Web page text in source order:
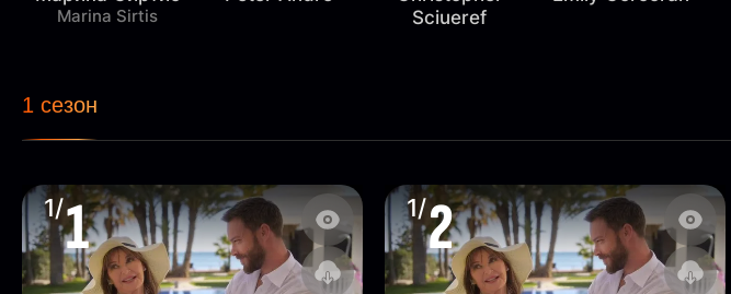
Marina Sirtis
Sciueref
1 сезон
1/1 1/2